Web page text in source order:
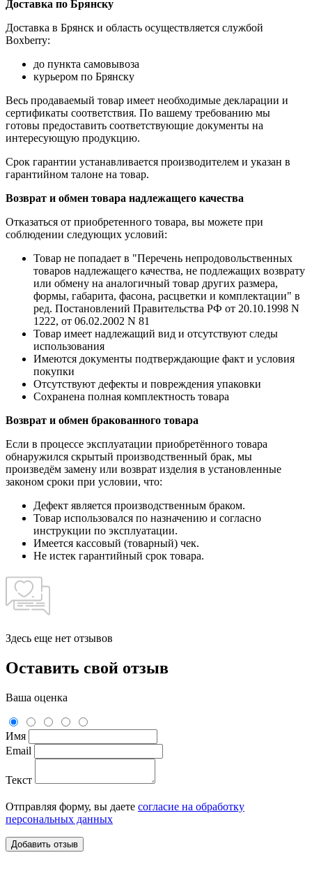
Доставка по Брянску
Доставка в Брянск и область осуществляется службой
Boxberry:
до пункта самовывоза
курьером по Брянску
Весь продаваемый товар имеет необходимые декларации и
сертификаты соответствия. По вашему требованию мы
готовы предоставить соответствующие документы на
интересующую продукцию.
Срок гарантии устанавливается производителем и указан в
гарантийном талоне на товар.
Возврат и обмен товара надлежащего качества
Отказаться от приобретенного товара, вы можете при
соблюдении следующих условий:
Товар не попадает в "Перечень непродовольственных
товаров надлежащего качества, не подлежащих возврату
или обмену на аналогичный товар других размера,
формы, габарита, фасона, расцветки и комплектации" в
ред. Постановлений Правительства РФ от 20.10.1998 N
1222, от 06.02.2002 N 81
Товар имеет надлежащий вид и отсутствуют следы
использования
Имеются документы подтверждающие факт и условия
покупки
Отсутствуют дефекты и повреждения упаковки
Сохранена полная комплектность товара
Возврат и обмен бракованного товара
Если в процессе эксплуатации приобретённого товара
обнаружился скрытый производственный брак, мы
произведём замену или возврат изделия в установленные
законом сроки при условии, что:
Дефект является производственным браком.
Товар использовался по назначению и согласно
инструкции по эксплуатации.
Имеется кассовый (товарный) чек.
Не истек гарантийный срок товара.
Здесь еще нет отзывов
Оставить свой отзыв
Ваша оценка
Имя
Email
Текст
Отправляя форму, вы даете согласие на обработку
персональных данных